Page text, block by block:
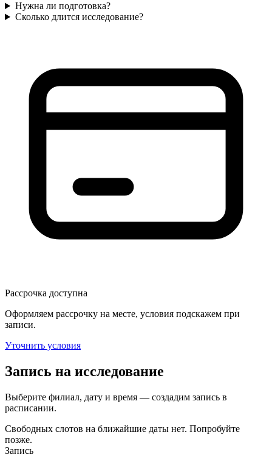
Нужна ли подготовка?
Сколько длится исследование?
Рассрочка доступна
Оформляем рассрочку на месте, условия подскажем при
записи.
Уточнить условия
Запись на исследование
Выберите филиал, дату и время — создадим запись в
расписании.
Свободных слотов на ближайшие даты нет. Попробуйте
позже.
Запись